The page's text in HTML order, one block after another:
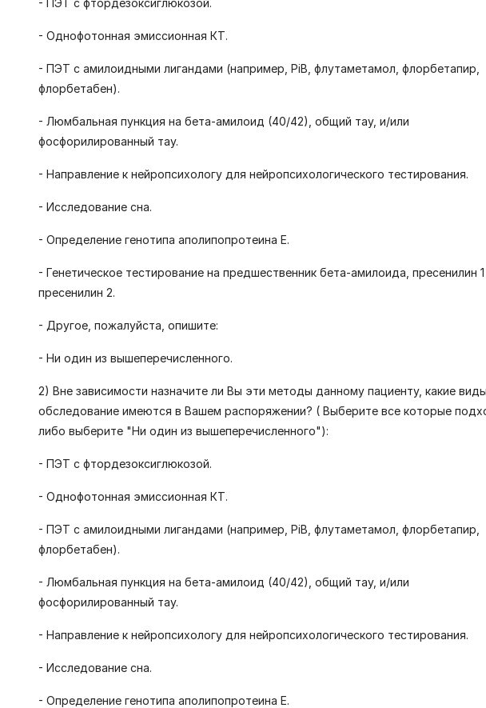
- ПЭТ с фтордезоксиглюкозой.
- Однофотонная эмиссионная КТ.
- ПЭТ с амилоидными лигандами (например, PiB, флутаметамол, флорбетапир,
флорбетабен).
- Люмбальная пункция на бета-амилоид (40/42), общий тау, и/или
фосфорилированный тау.
- Направление к нейропсихологу для нейропсихологического тестирования.
- Исследование сна.
- Определение генотипа аполипопротеина Е.
- Генетическое тестирование на предшественник бета-амилоида, пресенилин
пресенилин 2.
- Другое, пожалуйста, опишите:
- Ни один из вышеперечисленного.
2) Вне зависимости назначите ли Вы эти методы данному пациенту, какие
обследование имеются в Вашем распоряжении? ( Выберите все которые
либо выберите "Ни один из вышеперечисленного"):
- ПЭТ с фтордезоксиглюкозой.
- Однофотонная эмиссионная КТ.
- ПЭТ с амилоидными лигандами (например, PiB, флутаметамол, флорбетапир,
флорбетабен).
- Люмбальная пункция на бета-амилоид (40/42), общий тау, и/или
фосфорилированный тау.
- Направление к нейропсихологу для нейропсихологического тестирования.
- Исследование сна.
- Определение генотипа аполипопротеина Е.